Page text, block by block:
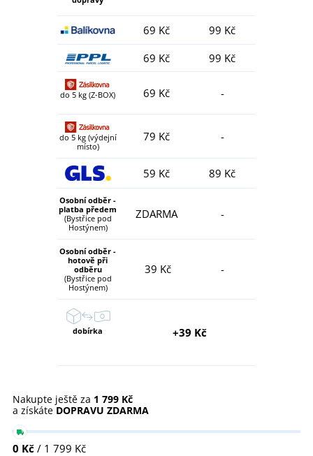
69 Kč
99 Kč
69 Kč
99 Kč
do 5 kg (Z-BOX) 69 Kč -
do 5 kg (výdejní
místo)
79 Kč -
59 Kč 89 Kč
Osobní odběr -
platba předem
(Bystřice pod
Hostýnem)
ZDARMA -
Osobní odběr -
hotově při
odběru
(Bystřice pod
Hostýnem)
39 Kč -
dobírka +39 Kč
Nakupte ještě za 1 799 Kč
a získáte DOPRAVU ZDARMA
0 Kč / 1 799 Kč